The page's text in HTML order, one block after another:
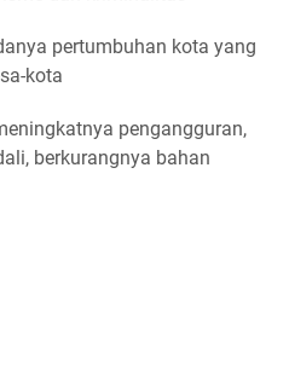
pertumbuhan kota yang
kota
pengangguran,
berkurangnya bahan